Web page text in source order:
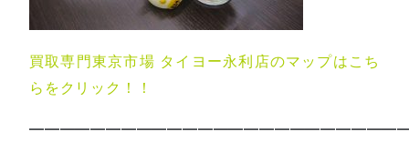
買取専門東京市場 タイヨー永利店のマップはこち
らをクリック！！